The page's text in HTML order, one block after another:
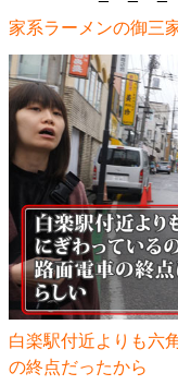
家系ラーメンの御三
白楽駅付近よりも六
の終点だったから